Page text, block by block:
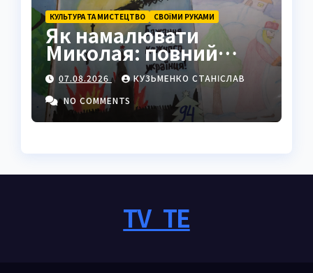
КУЛЬТУРА ТА МИСТЕЦТВО СВОЇМИ РУКАМИ
Як намалювати
Миколая: повний
покроковий гайд з
секретами майстрів
07.08.2026
КУЗЬМЕНКО СТАНІСЛАВ
NO COMMENTS
TV_TE